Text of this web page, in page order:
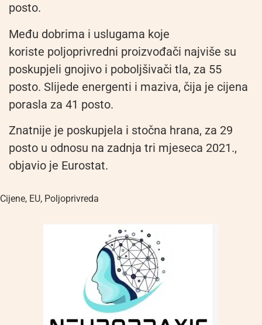
posto.
Među dobrima i uslugama koje
koriste poljoprivredni proizvođači najviše su
poskupjeli gnojivo i poboljšivači tla, za 55
posto. Slijede energenti i maziva, čija je cijena
porasla za 41 posto.
Znatnije je poskupjela i stočna hrana, za 29
posto u odnosu na zadnja tri mjeseca 2021.,
objavio je Eurostat.
Cijene, EU, Poljoprivreda